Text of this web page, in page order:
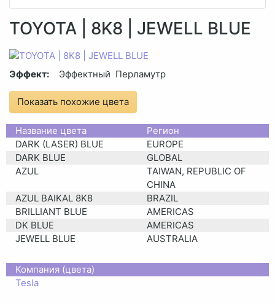
TOYOTA | 8K8 | JEWELL BLUE
Эффект: Эффектный Перламутр
Показать похожие цвета
Название цвета
Регион
DARK (LASER) BLUE
EUROPE
DARK BLUE
GLOBAL
AZUL
TAIWAN, REPUBLIC OF
CHINA
AZUL BAIKAL 8K8
BRAZIL
BRILLIANT BLUE
AMERICAS
DK BLUE
AMERICAS
JEWELL BLUE
AUSTRALIA
Компания (цвета)
Tesla